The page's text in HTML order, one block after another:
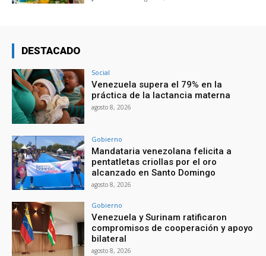
DESTACADO
Social
Venezuela supera el 79% en la
práctica de la lactancia materna
agosto 8, 2026
Gobierno
Mandataria venezolana felicita a
pentatletas criollas por el oro
alcanzado en Santo Domingo
agosto 8, 2026
Gobierno
Venezuela y Surinam ratificaron
compromisos de cooperación y apoyo
bilateral
agosto 8, 2026